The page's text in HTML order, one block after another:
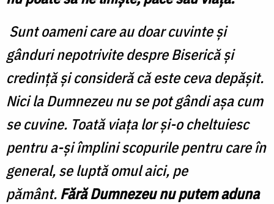
Sunt oameni care au doar cuvinte și
gânduri nepotrivite despre Biserică și
credință și consideră că este ceva depășit.
Nici la Dumnezeu nu se pot gândi așa cum
se cuvine. Toată viața lor și-o cheltuiesc
pentru a-și împlini scopurile pentru care în
general, se luptă omul aici, pe
pământ.Fără Dumnezeu nu putem aduna